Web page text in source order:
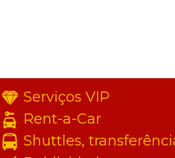
Serviços VIP
Rent-a-Car
Shuttles,